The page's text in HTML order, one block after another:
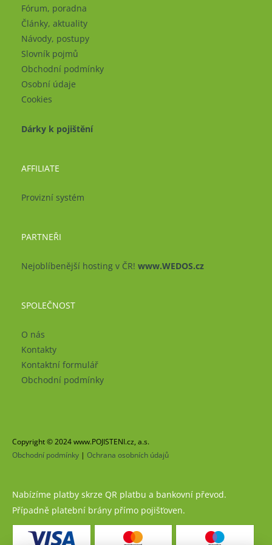
Fórum, poradna
Články, aktuality
Návody, postupy
Slovník pojmů
Obchodní podmínky
Osobní údaje
Cookies
Dárky k pojištění
AFFILIATE
Provizní systém
PARTNEŘI
Nejoblíbenější hosting v ČR! www.WEDOS.cz
SPOLEČNOST
O nás
Kontakty
Kontaktní formulář
Obchodní podmínky
Copyright © 2024 www.POJISTENI.cz, a.s.
Obchodní podmínky | Ochrana osobních údajů
Nabízíme platby skrze QR platbu a bankovní převod.
Případně platební brány přímo pojišťoven.